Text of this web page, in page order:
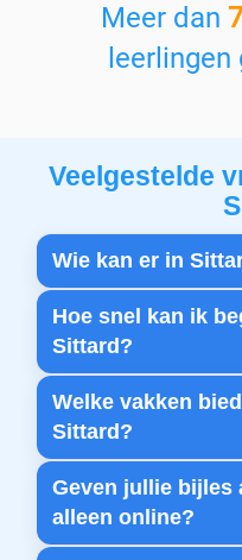
Meer dan
Veelgestelde
Wie kan er in
Hoe snel kan ik
Sittard?
Welke vakken
Sittard?
Geven jullie bijles
alleen online?